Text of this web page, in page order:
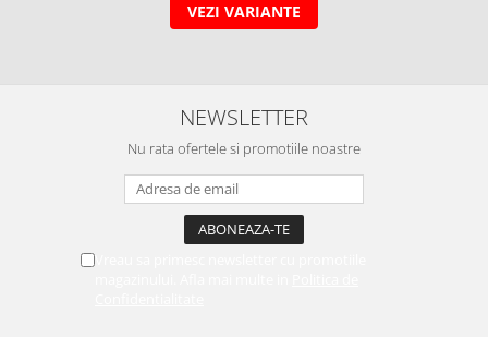
VEZI VARIANTE
NEWSLETTER
Nu rata ofertele si promotiile noastre